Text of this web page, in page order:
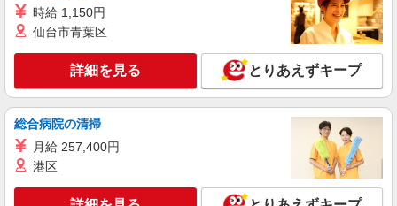
時給 1,150円
仙台市青葉区
詳細を見る とりあえずキープ
総合病院の清掃
月給 257,400円
港区